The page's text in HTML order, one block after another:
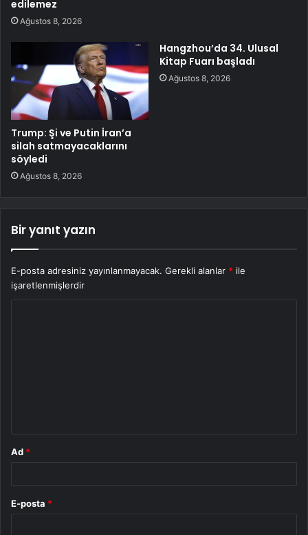
edilemez
Ağustos 8, 2026
Trump: Şi ve Putin İran’a
silah satmayacaklarını
söyledi
Ağustos 8, 2026
Hangzhou’da 34. Ulusal
Kitap Fuarı başladı
Ağustos 8, 2026
Bir yanıt yazın
E-posta adresiniz yayınlanmayacak. Gerekli alanlar * ile
işaretlenmişlerdir
Ad *
E-posta *